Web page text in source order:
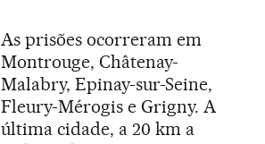
As prisões ocorreram em
Montrouge, Châtenay-
Malabry, Epinay-sur-Seine,
Fleury-Mérogis e Grigny. A
última cidade, a 20 km a